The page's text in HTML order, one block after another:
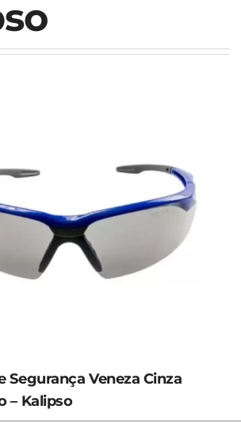
Segurança Veneza Cinza
– Kalipso